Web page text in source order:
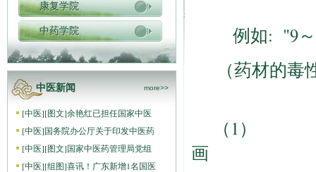
康复学院
中药学院
中医新闻 more>>
[中医][图文]余艳红已担任国家中医
[中医]国务院办公厅关于印发中医药
[中医][图文]国家中医药管理局党组
[中医][组图]喜讯！广东新增1名国医
例如: "9
（药材的
（1）
画